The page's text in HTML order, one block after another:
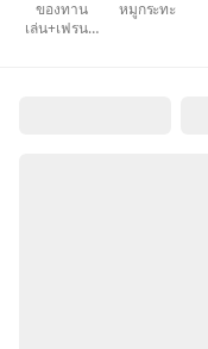
ของทาน
เล่น+เฟรนฟ
หมูกระทะ